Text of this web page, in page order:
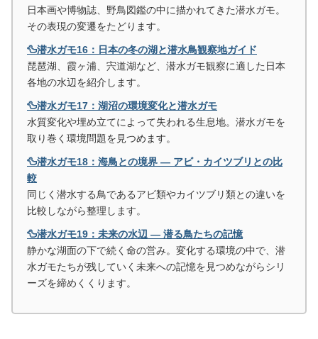
日本画や博物誌、野鳥図鑑の中に描かれてきた潜水ガモ。
その表現の変遷をたどります。
🦆潜水ガモ16：日本の冬の湖と潜水鳥観察地ガイド
琵琶湖、霞ヶ浦、宍道湖など、潜水ガモ観察に適した日本
各地の水辺を紹介します。
🦆潜水ガモ17：湖沼の環境変化と潜水ガモ
水質変化や埋め立てによって失われる生息地。潜水ガモを
取り巻く環境問題を見つめます。
🦆潜水ガモ18：海鳥との境界 ― アビ・カイツブリとの比
較
同じく潜水する鳥であるアビ類やカイツブリ類との違いを
比較しながら整理します。
🦆潜水ガモ19：未来の水辺 ― 潜る鳥たちの記憶
静かな湖面の下で続く命の営み。変化する環境の中で、潜
水ガモたちが残していく未来への記憶を見つめながらシリ
ーズを締めくくります。